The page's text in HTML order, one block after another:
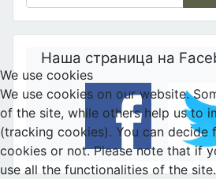
Наша страница на
We use cookies
We use cookies on our website.
of the site, while others help us to
(tracking cookies). You can
cookies or not. Please note that if
use all the functionalities of the site.